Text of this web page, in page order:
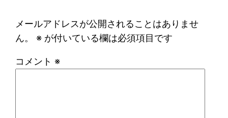
メールアドレスが公開されることはありませ
ん。
※ が付いている欄は必須項目です
コメント ※